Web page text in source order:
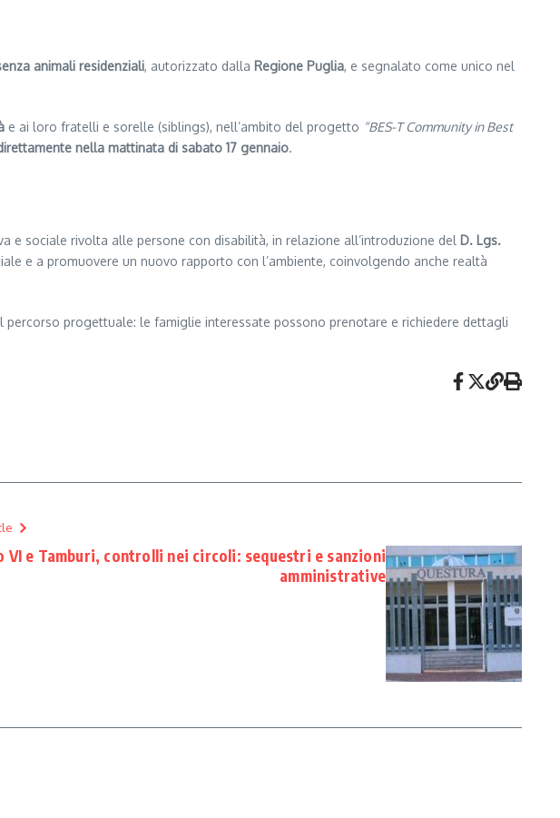
animali residenziali, autorizzato dalla Regione Puglia, e segnalato come unico nel
e ai loro fratelli e sorelle (siblings), nell’ambito del progetto “BES-T Community in Best
nella mattinata di sabato 17 gennaio.
e sociale rivolta alle persone con disabilità, in relazione all’introduzione del D. Lgs.
e a promuovere un nuovo rapporto con l’ambiente, coinvolgendo anche realtà
progettuale: le famiglie interessate possono prenotare e richiedere dettagli
VI e Tamburi, controlli nei circoli: sequestri e sanzioni
amministrative